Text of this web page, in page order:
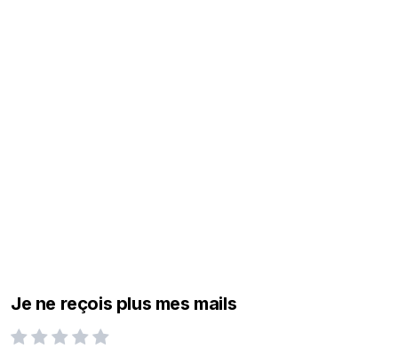
Je ne reçois plus mes mails